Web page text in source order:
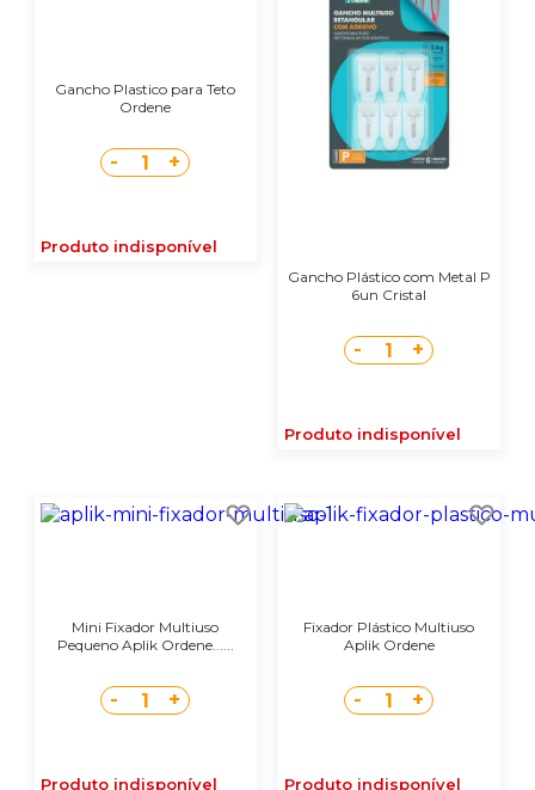
Gancho Plastico para Teto
Ordene
- 1 +
Produto indisponível
Gancho Plástico com Metal P
6un Cristal
- 1 +
Produto indisponível
Mini Fixador Multiuso
Pequeno Aplik Ordene......
- 1 +
Produto indisponível
Fixador Plástico Multiuso
Aplik Ordene
- 1 +
Produto indisponível